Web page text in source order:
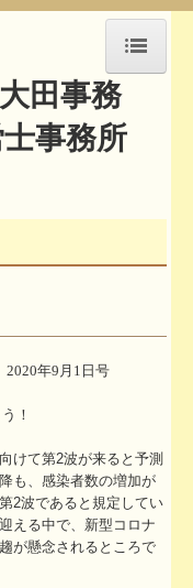
年9月1日号
けて第2波が来ると予測
も、感染者数の増加が
2波であると規定してい
える中で、新型コロナ
が懸念されるところで